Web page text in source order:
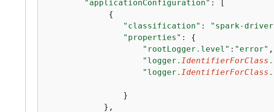
"applicationConfiguration" : [
{
"classification" : "spark-
"properties" : {
"rootLogger.level" : "error"
"logger. IdentifierForClass
"logger. IdentifierForClass
                }
            },